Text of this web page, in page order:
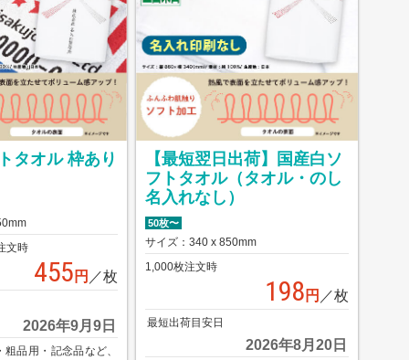
タオル 枠あり
文時
455 円 ／枚
2026年9月9日
品用・記念品など、
【最短翌日出荷】国産白ソ
フトタオル（タオル・のし
名入れなし）
50枚〜
サイズ：340 x 850mm
1,000枚注文時
198 円 ／枚
最短出荷目安日
2026年8月20日